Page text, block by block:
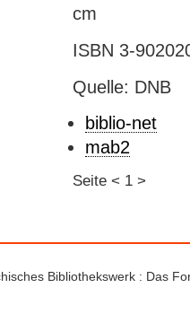
cm
ISBN 3-
Quelle: DNB
biblio-net
mab2
Seite < 1 >
Bibliothekswerk : Das